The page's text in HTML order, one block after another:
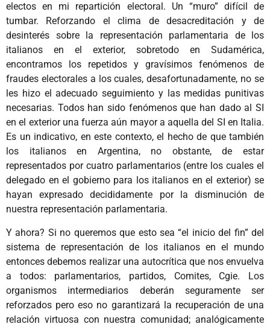
electos en mi repartición electoral. Un “muro” difícil de
tumbar. Reforzando el clima de desacreditación y de
desinterés sobre la representación parlamentaria de los
italianos en el exterior, sobretodo en Sudamérica,
encontramos los repetidos y gravísimos fenómenos de
fraudes electorales a los cuales, desafortunadamente, no se
les hizo el adecuado seguimiento y las medidas punitivas
necesarias. Todos han sido fenómenos que han dado al SI
en el exterior una fuerza aún mayor a aquella del SI en Italia.
Es un indicativo, en este contexto, el hecho de que también
los italianos en Argentina, no obstante, de estar
representados por cuatro parlamentarios (entre los cuales el
delegado en el gobierno para los italianos en el exterior) se
hayan expresado decididamente por la disminución de
nuestra representación parlamentaria.
Y ahora? Si no queremos que esto sea “el inicio del fin” del
sistema de representación de los italianos en el mundo
entonces debemos realizar una autocrítica que nos envuelva
a todos: parlamentarios, partidos, Comites, Cgie. Los
organismos intermediarios deberán seguramente ser
reforzados pero eso no garantizará la recuperación de una
relación virtuosa con nuestra comunidad; analógicamente